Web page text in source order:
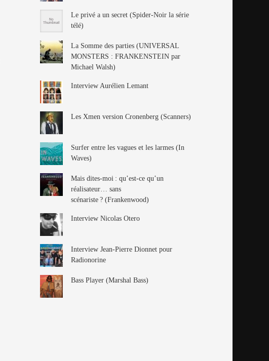
Le privé a un secret (Spider-Noir la série
télé)
La Somme des parties (UNIVERSAL
MONSTERS : FRANKENSTEIN par
Michael Walsh)
Interview Aurélien Lemant
Les Xmen version Cronenberg (Scanners)
Surfer entre les vagues et les larmes (In
Waves)
Mais dites-moi : qu’est-ce qu’un
réalisateur… sans
scénariste ? (Frankenwood)
Interview Nicolas Otero
Interview Jean-Pierre Dionnet pour
Radionorine
Bass Player (Marshal Bass)